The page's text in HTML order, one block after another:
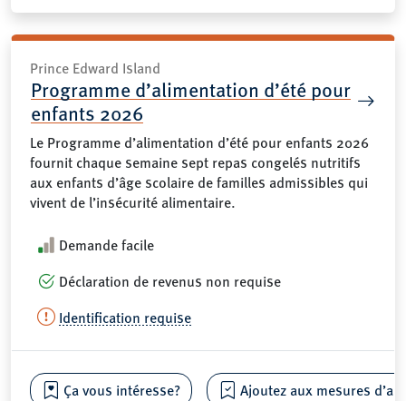
Prince Edward Island
Programme d’alimentation d’été pour
enfants 2026
Le Programme d’alimentation d’été pour enfants 2026
fournit chaque semaine sept repas congelés nutritifs
aux enfants d’âge scolaire de familles admissibles qui
vivent de l’insécurité alimentaire.
Demande facile
Déclaration de revenus non requise
Identification requise
Ça vous intéresse? Ajoutez aux mesures